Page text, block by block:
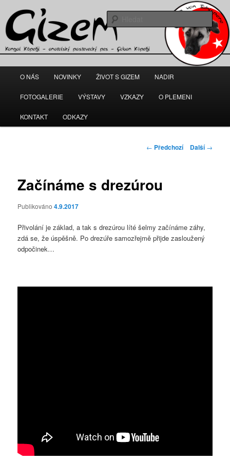
kangal-gizem.cz
navigační
Přejít
k
hlavnímu
O NÁS NOVINKY ŽIVOT S GIZEM NADIR
FOTOGALERIE VÝSTAVY VZKAZY O PLEMENI
KONTAKT ODKAZY
Navigace
← Předchozí Další→
Začínáme s drezúrou
Publikováno4.9.2017
Přivolání je základ, a tak s drezúrou líté šelmy začínáme záhy,
zdá se, že úspěšně. Po drezúře samozřejmě přijde zasloužený
odpočinek…